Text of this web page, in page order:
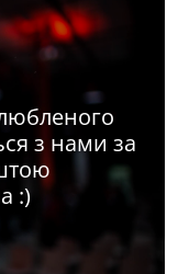
з нами за
:)